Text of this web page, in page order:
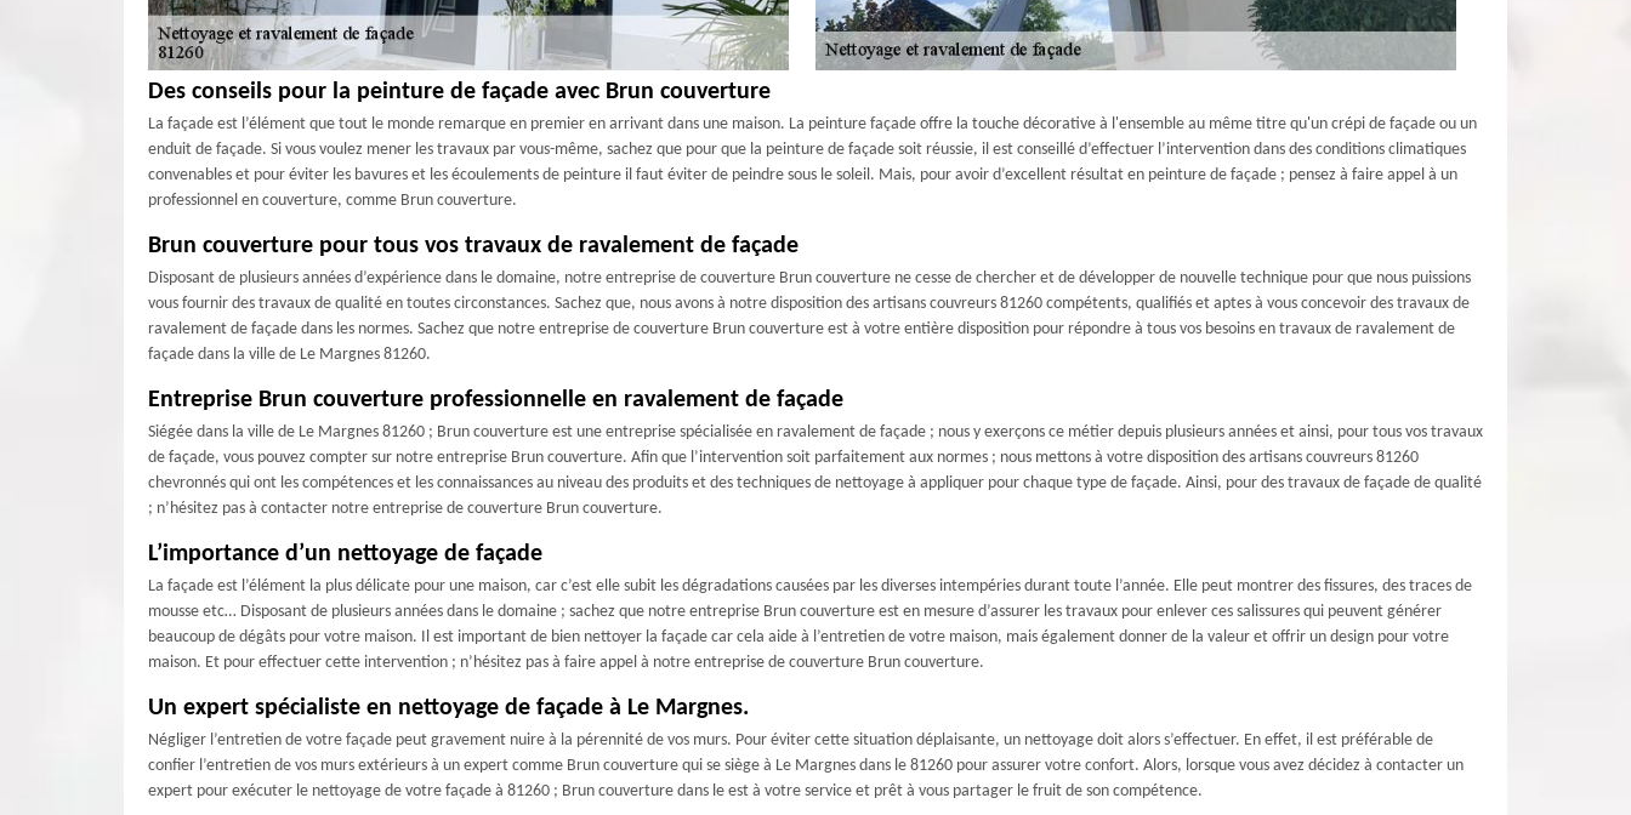
Des conseils pour la peinture de façade avec Brun couverture
La façade est l’élément que tout le monde remarque en premier en arrivant dans une maison. La peinture façade offre la touche décorative à l'ensemble au même titre qu'un crépi de façade ou un
enduit de façade. Si vous voulez mener les travaux par vous-même, sachez que pour que la peinture de façade soit réussie, il est conseillé d’effectuer l’intervention dans des conditions climatiques
convenables et pour éviter les bavures et les écoulements de peinture il faut éviter de peindre sous le soleil. Mais, pour avoir d’excellent résultat en peinture de façade ; pensez à faire appel à un
professionnel en couverture, comme Brun couverture.
Brun couverture pour tous vos travaux de ravalement de façade
Disposant de plusieurs années d’expérience dans le domaine, notre entreprise de couverture Brun couverture ne cesse de chercher et de développer de nouvelle technique pour que nous puissions
vous fournir des travaux de qualité en toutes circonstances. Sachez que, nous avons à notre disposition des artisans couvreurs 81260 compétents, qualifiés et aptes à vous concevoir des travaux de
ravalement de façade dans les normes. Sachez que notre entreprise de couverture Brun couverture est à votre entière disposition pour répondre à tous vos besoins en travaux de ravalement de
façade dans la ville de Le Margnes 81260.
Entreprise Brun couverture professionnelle en ravalement de façade
Siégée dans la ville de Le Margnes 81260 ; Brun couverture est une entreprise spécialisée en ravalement de façade ; nous y exerçons ce métier depuis plusieurs années et ainsi, pour tous vos travaux
de façade, vous pouvez compter sur notre entreprise Brun couverture. Afin que l’intervention soit parfaitement aux normes ; nous mettons à votre disposition des artisans couvreurs 81260
chevronnés qui ont les compétences et les connaissances au niveau des produits et des techniques de nettoyage à appliquer pour chaque type de façade. Ainsi, pour des travaux de façade de qualité
; n’hésitez pas à contacter notre entreprise de couverture Brun couverture.
L’importance d’un nettoyage de façade
La façade est l’élément la plus délicate pour une maison, car c’est elle subit les dégradations causées par les diverses intempéries durant toute l’année. Elle peut montrer des fissures, des traces de
mousse etc… Disposant de plusieurs années dans le domaine ; sachez que notre entreprise Brun couverture est en mesure d’assurer les travaux pour enlever ces salissures qui peuvent générer
beaucoup de dégâts pour votre maison. Il est important de bien nettoyer la façade car cela aide à l’entretien de votre maison, mais également donner de la valeur et offrir un design pour votre
maison. Et pour effectuer cette intervention ; n’hésitez pas à faire appel à notre entreprise de couverture Brun couverture.
Un expert spécialiste en nettoyage de façade à Le Margnes.
Négliger l’entretien de votre façade peut gravement nuire à la pérennité de vos murs. Pour éviter cette situation déplaisante, un nettoyage doit alors s’effectuer. En effet, il est préférable de
confier l’entretien de vos murs extérieurs à un expert comme Brun couverture qui se siège à Le Margnes dans le 81260 pour assurer votre confort. Alors, lorsque vous avez décidez à contacter un
expert pour exécuter le nettoyage de votre façade à 81260 ; Brun couverture dans le est à votre service et prêt à vous partager le fruit de son compétence.